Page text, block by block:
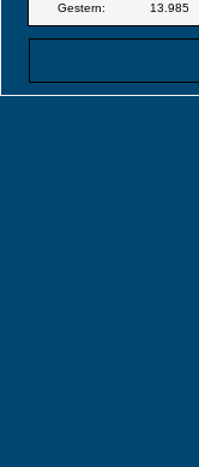
Gestern:
13.985